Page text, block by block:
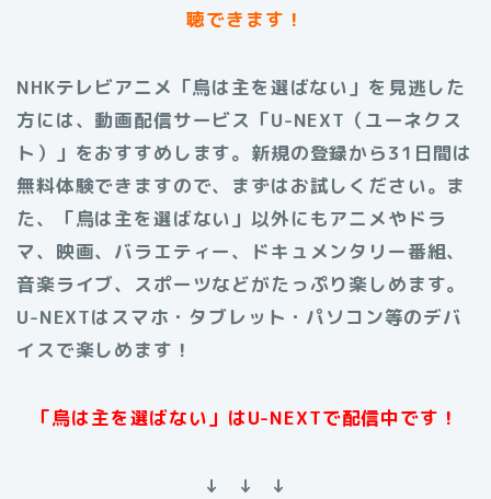
聴できます！
NHKテレビアニメ「烏は主を選ばない」を見逃した
方には、動画配信サービス「U-NEXT（ユーネクス
ト）」をおすすめします。新規の登録から31日間は
無料体験できますので、まずはお試しください。ま
た、「烏は主を選ばない」以外にもアニメやドラ
マ、映画、バラエティー、ドキュメンタリー番組、
音楽ライブ、スポーツなどがたっぷり楽しめます。
U-NEXTはスマホ・タブレット・パソコン等のデバ
イスで楽しめます！
「烏は主を選ばない」はU-NEXTで配信中です！
↓ ↓ ↓